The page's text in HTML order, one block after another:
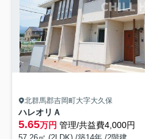
北群馬郡吉岡町大字大久保
ハレオリＡ
5.65万円 管理/共益費4,000円